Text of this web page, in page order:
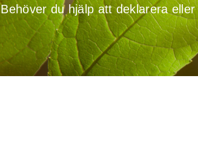
Behöver du hjälp att deklarera